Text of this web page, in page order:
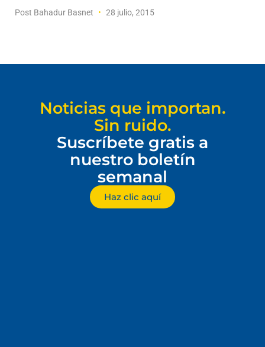
Post Bahadur Basnet 28 julio, 2015
Noticias que importan.
Sin ruido.
Suscríbete gratis a
nuestro boletín
semanal
Haz clic aquí